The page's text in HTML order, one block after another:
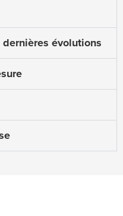
évolutions